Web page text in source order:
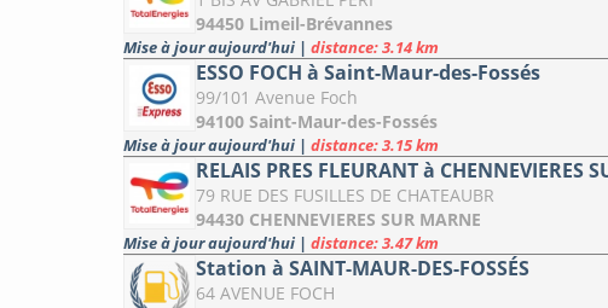
94450 Limeil-Brévannes
Mise à jour aujourd'hui | distance: 3.14 km
ESSO FOCH à Saint-Maur-des-Fossés
99/101 Avenue Foch
94100 Saint-Maur-des-Fossés
Mise à jour aujourd'hui | distance: 3.15 km
RELAIS PRES FLEURANT à CHENNEVIERES
79 RUE DES FUSILLES DE CHATEAUBR
94430 CHENNEVIERES SUR MARNE
Mise à jour aujourd'hui | distance: 3.47 km
Station à SAINT-MAUR-DES-FOSSÉS
64 AVENUE FOCH